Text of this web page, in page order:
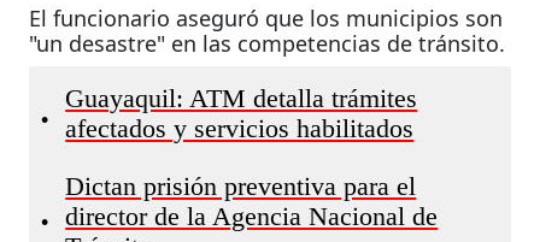
El funcionario aseguró que los municipios son
"un desastre" en las competencias de tránsito.
•
Guayaquil: ATM detalla trámites
afectados y servicios habilitados
•
Dictan prisión preventiva para el
director de la Agencia Nacional de